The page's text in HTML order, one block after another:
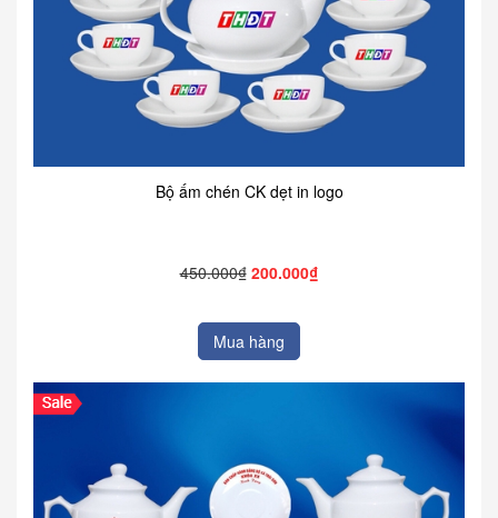
Bộ ấm chén CK dẹt in logo
450.000₫ 200.000₫
Mua hàng